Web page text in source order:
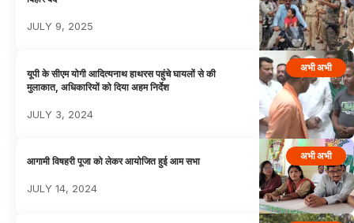
JULY 9, 2025
अभी अभी
यूपी के सीएम योगी आदित्यनाथ हाथरस पहुंचे घायलों से की
मुलाकात, अधिकारियों को दिया अहम निर्देश
JULY 3, 2024
अभी अभी
आगामी विषहरी पूजा को लेकर आयोजित हुई आम सभा
JULY 14, 2024